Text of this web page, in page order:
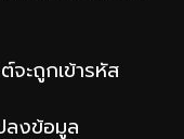
จะถูกเข้ารหัส
ลงข้อมูล